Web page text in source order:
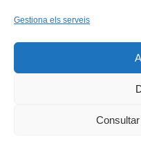
Gestiona els serveis
INICI QUI
DESENVOLUPAMENT
AVÍS
Copyright © 2026 -